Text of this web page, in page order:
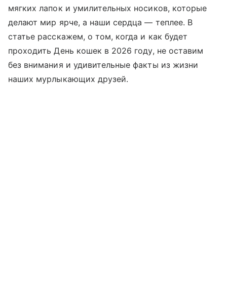
мягких лапок и умилительных носиков, которые
делают мир ярче, а наши сердца — теплее. В
статье расскажем, о том, когда и как будет
проходить День кошек в 2026 году, не оставим
без внимания и удивительные факты из жизни
наших мурлыкающих друзей.